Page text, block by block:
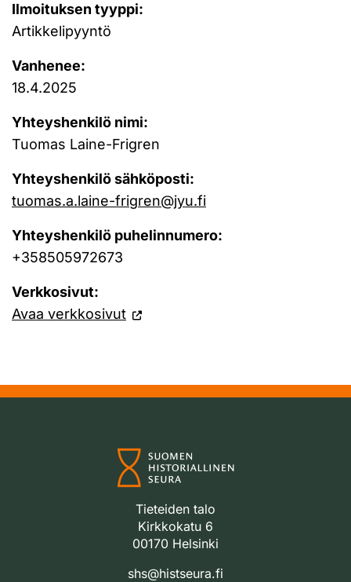
Ilmoituksen tyyppi:
Artikkelipyyntö
Vanhenee:
18.4.2025
Yhteyshenkilö nimi:
Tuomas Laine-Frigren
Yhteyshenkilö sähköposti:
tuomas.a.laine-frigren@jyu.fi
Yhteyshenkilö puhelinnumero:
+358505972673
Verkkosivut:
Avaa verkkosivut
Tieteiden talo
Kirkkokatu 6
00170 Helsinki
shs@histseura.fi